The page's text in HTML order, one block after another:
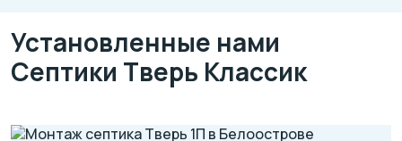
Установленные нами
Септики Тверь Классик